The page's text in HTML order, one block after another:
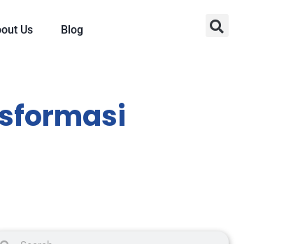
Us Blog